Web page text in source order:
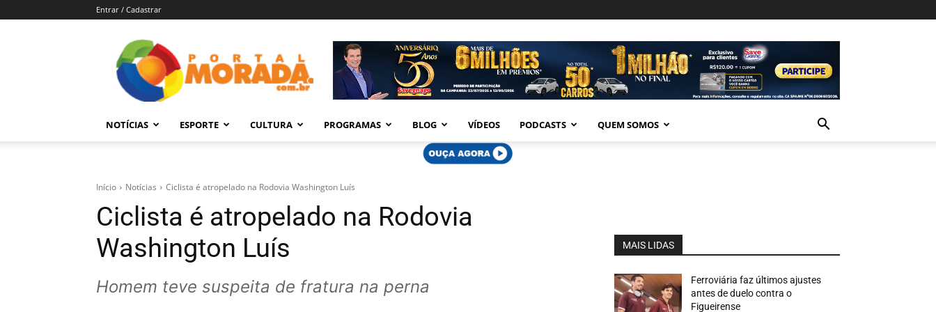
Entrar / Cadastrar
Morada
–
Araraquara
NOTÍCIAS ESPORTE CULTURA PROGRAMAS BLOG VÍDEOS PODCASTS QUEM SOMOS
Início Notícias Ciclista é atropelado na Rodovia Washington Luís
Ciclista é atropelado na Rodovia
Washington Luís
Homem teve suspeita de fratura na perna
MAIS LIDAS
Ferroviária faz últimos ajustes
antes de duelo contra o
Figueirense